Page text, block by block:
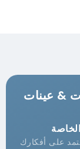
& عينات
على أفكارك